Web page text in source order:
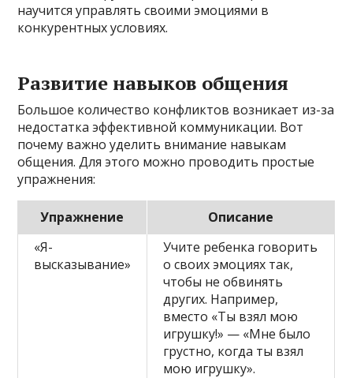
научится управлять своими эмоциями в
конкурентных условиях.
Развитие навыков общения
Большое количество конфликтов возникает из-за
недостатка эффективной коммуникации. Вот
почему важно уделить внимание навыкам
общения. Для этого можно проводить простые
упражнения:
Упражнение
Описание
«Я-
высказывание»
Учите ребенка говорить
о своих эмоциях так,
чтобы не обвинять
других. Например,
вместо «Ты взял мою
игрушку!» — «Мне было
грустно, когда ты взял
мою игрушку».